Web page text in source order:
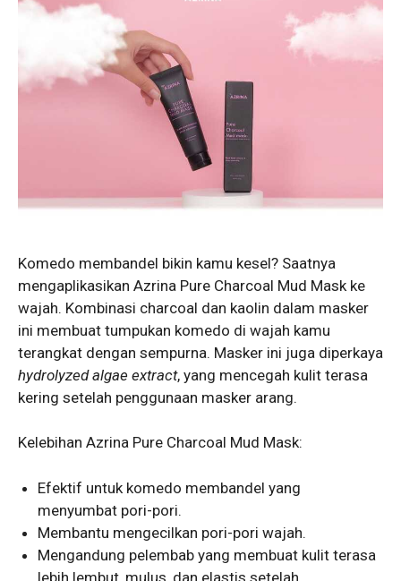
Komedo membandel bikin kamu kesel? Saatnya
mengaplikasikan Azrina Pure Charcoal Mud Mask ke
wajah. Kombinasi charcoal dan kaolin dalam masker
ini membuat tumpukan komedo di wajah kamu
terangkat dengan sempurna. Masker ini juga diperkaya
hydrolyzed algae extract, yang mencegah kulit terasa
kering setelah penggunaan masker arang.
Kelebihan Azrina Pure Charcoal Mud Mask:
Efektif untuk komedo membandel yang
menyumbat pori-pori.
Membantu mengecilkan pori-pori wajah.
Mengandung pelembab yang membuat kulit terasa
lebih lembut, mulus, dan elastis setelah